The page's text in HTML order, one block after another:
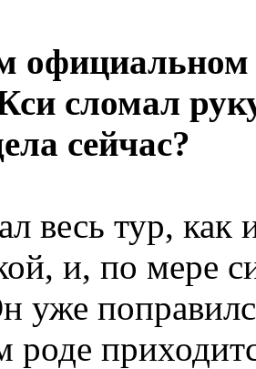
сломал
сейчас?
весь тур, как
и, по мере
уже
роде